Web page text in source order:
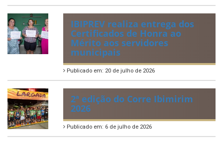
IBIPREV realiza entrega dos
Certificados de Honra ao
Mérito aos servidores
municipais
Publicado em: 20 de julho de 2026
2ª edição do Corre Ibimirim
2026
Publicado em: 6 de julho de 2026